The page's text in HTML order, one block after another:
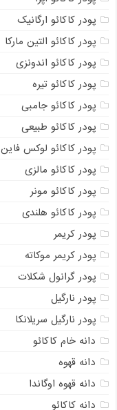
پودر کاکائو ارگانیک
پودر کاکائو التین مارکا
پودر کاکائو اندونزی
پودر کاکائو تیره
پودر کاکائو جامبی
پودر کاکائو طبیعی
پودر کاکائو لوکس فاین
پودر کاکائو مالزی
پودر کاکائو مونر
پودر کاکائو هلندی
پودر کریمر
پودر کریمر موکاته
پودر گرانول شکلات
پودر نارگیل
پودر نارگیل سریلانکا
دانه خام کاکائو
دانه قهوه
دانه قهوه اوگاندا
دانه کاکائو